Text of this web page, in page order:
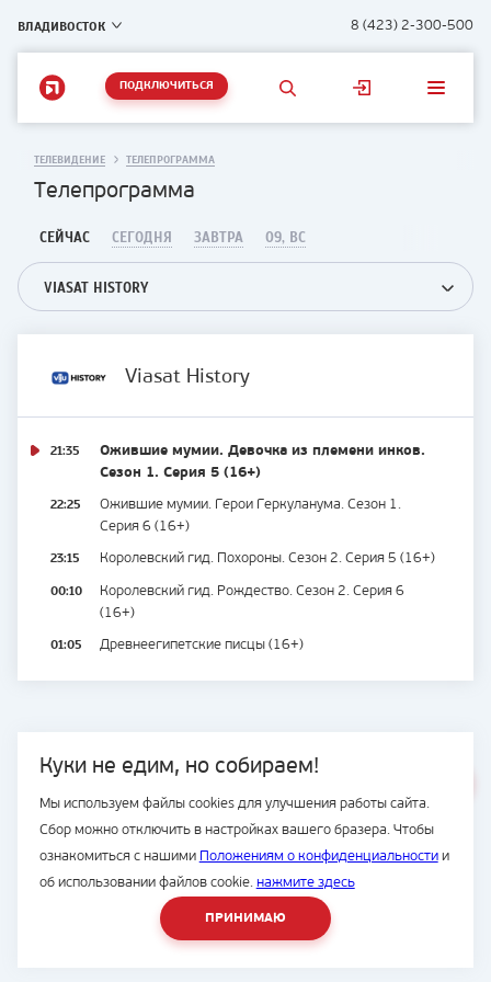
ВЛАДИВОСТОК 8 (423) 2-300-500
ПОДКЛЮЧИТЬСЯ
Куки не едим, но собираем!
Мы используем файлы cookies для улучшения работы сайта.
Сбор можно отключить в настройках вашего бразера. Чтобы
ознакомиться с нашими Положениям о конфиденциальностии
об использовании файлов cookie. нажмите здесь
ПРИНИМАЮ
ТЕЛЕВИДЕНИЕ ТЕЛЕПРОГРАММА
Телепрограмма
СЕЙЧАС СЕГОДНЯ ЗАВТРА 09, ВС
VIASAT HISTORY
Viasat History
21:35
Ожившие мумии. Девочка из племени инков.
Сезон 1. Серия 5 (16+)
22:25
Ожившие мумии. Герои Геркуланума. Сезон 1.
Серия 6 (16+)
23:15 Королевский гид. Похороны. Сезон 2. Серия 5 (16+)
00:10
Королевский гид. Рождество. Сезон 2. Серия 6
(16+)
01:05 Древнеегипетские писцы (16+)
© Подряд, 1997-2026
8 (423) 2-300-500
студия House